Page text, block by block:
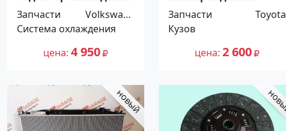
VW TIGUAN 1.4T / 2.0T
2007-2016 Краснодар
Запчасти
Volkswage
Система охлаждения
цена 4 950
TOYOTA COROLLA 1991-
1995 Краснодар
Запчасти
Toyota
Кузов
цена 2 600